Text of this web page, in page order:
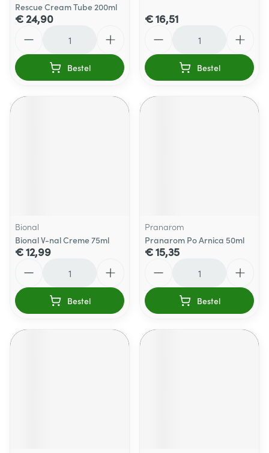
Rescue Cream Tube 200ml
€ 24,90
Bestel
€ 16,51
Bestel
Bional
Bional V-nal Creme 75ml
€ 12,99
Bestel
Pranarom
Pranarom Po Arnica 50ml
€ 15,35
Bestel